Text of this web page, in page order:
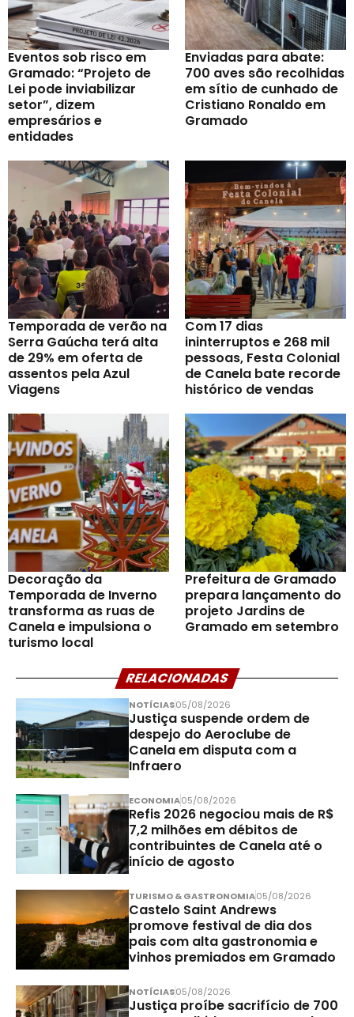
Eventos sob risco em
Gramado: “Projeto de
Lei pode inviabilizar
setor”, dizem
empresários e
entidades
Enviadas para abate:
700 aves são recolhidas
em sítio de cunhado de
Cristiano Ronaldo em
Gramado
Temporada de verão na
Serra Gaúcha terá alta
de 29% em oferta de
assentos pela Azul
Viagens
Com 17 dias
ininterruptos e 268 mil
pessoas, Festa Colonial
de Canela bate recorde
histórico de vendas
Decoração da
Temporada de Inverno
transforma as ruas de
Canela e impulsiona o
turismo local
Prefeitura de Gramado
prepara lançamento do
projeto Jardins de
Gramado em setembro
RELACIONADAS
NOTÍCIAS05/08/2026
Justiça suspende ordem de
despejo do Aeroclube de
Canela em disputa com a
Infraero
ECONOMIA05/08/2026
Refis 2026 negociou mais de R$
7,2 milhões em débitos de
contribuintes de Canela até o
início de agosto
TURISMO & GASTRONOMIA05/08/2026
Castelo Saint Andrews
promove festival de dia dos
pais com alta gastronomia e
vinhos premiados em Gramado
NOTÍCIAS05/08/2026
Justiça proíbe sacrifício de 700